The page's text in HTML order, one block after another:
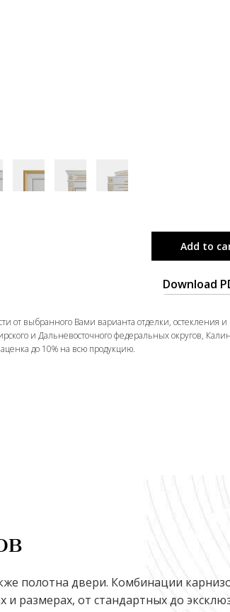
Add to
Download
от выбранного Вами варианта отделки, остекления и
и Дальневосточного федеральных округов,
до 10% на всю продукцию.
полотна двери. Комбинации
размерах, от стандартных до